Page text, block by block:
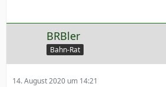
BRBler
Bahn-Rat
14. August 2020 um 14:21